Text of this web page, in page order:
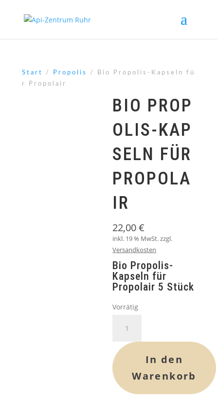
Start / Propolis
/ Bio Propolis-Kapseln fü
r Propolair
BIO PROP
OLIS-KAP
SELN FÜR
PROPOLA
IR
22,00€
inkl. 19 % MwSt.zzgl.
Versandkosten
Bio Propolis-
Kapseln für
Propolair 5 Stück
Vorrätig
Propolis-
Kapseln
für
Propolair
Menge
In den
Warenkorb